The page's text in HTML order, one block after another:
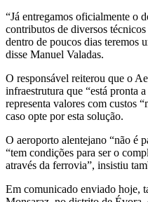
“Já entregamos oficialmente o
contributos de diversos
dentro de poucos dias teremos
disse Manuel Valadas.
O responsável reiterou que o
infraestrutura que “está pronta
representa valores com custos
caso opte por esta solução.
O aeroporto alentejano “não é
“tem condições para ser o
através da ferrovia”, insistiu
Em comunicado enviado hoje,